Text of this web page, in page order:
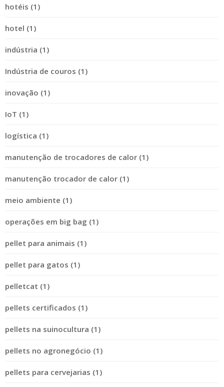
hotéis (1)
hotel (1)
indústria (1)
Indústria de couros (1)
inovação (1)
IoT (1)
logística (1)
manutenção de trocadores de calor (1)
manutenção trocador de calor (1)
meio ambiente (1)
operações em big bag (1)
pellet para animais (1)
pellet para gatos (1)
pelletcat (1)
pellets certificados (1)
pellets na suinocultura (1)
pellets no agronegócio (1)
pellets para cervejarias (1)